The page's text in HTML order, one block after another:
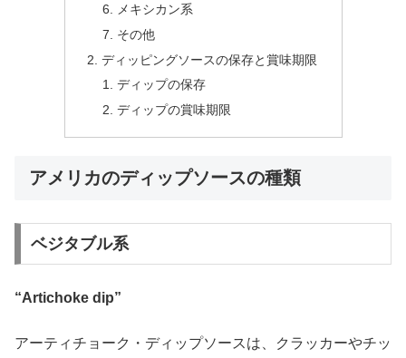
メキシカン系
その他
ディッピングソースの保存と賞味期限
ディップの保存
ディップの賞味期限
アメリカのディップソースの種類
ベジタブル系
“Artichoke dip”
アーティチョーク・ディップソースは、クラッカーやチッ